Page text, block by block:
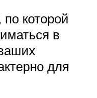
которой
в
для